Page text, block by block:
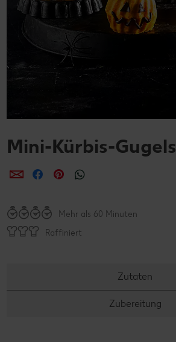
Mini-Kürbis-Gugels
per E-Mail teilen
per Facebook teilen
per Pinterest teilen
Mehr als 60 Minuten
Raffiniert
Zutaten
Zubereitung